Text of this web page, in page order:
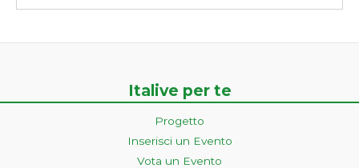
Italive per te
Progetto
Inserisci un Evento
Vota un Evento